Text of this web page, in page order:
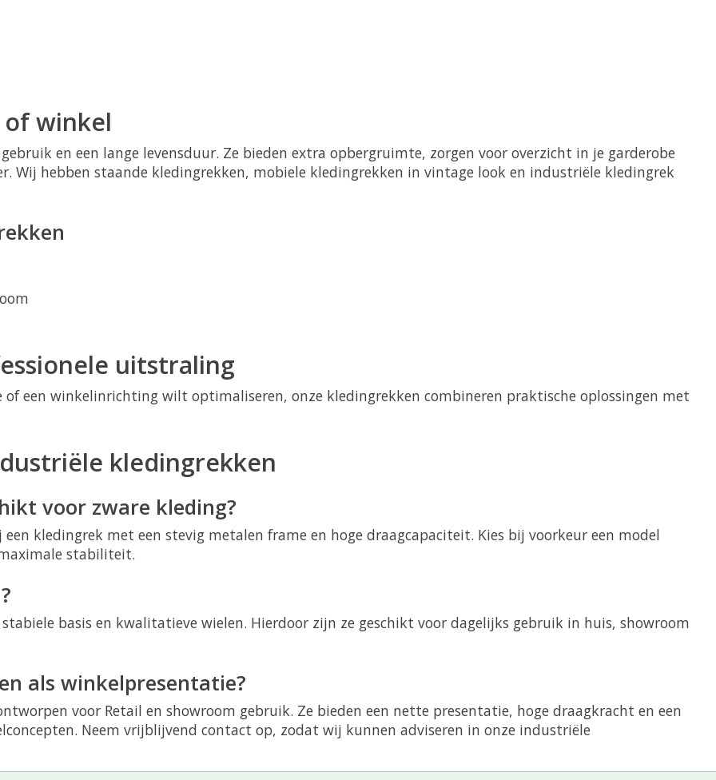
winkel
en een lange levensduur. Ze bieden extra opbergruimte, zorgen voor overzicht in je garderobe
Wij hebben staande kledingrekken, mobiele kledingrekken in vintage look en industriële kledingrek
uitstraling
een winkelinrichting wilt optimaliseren, onze kledingrekken combineren praktische oplossingen met
kledingrekken
voor zware kleding?
kledingrek met een stevig metalen frame en hoge draagcapaciteit. Kies bij voorkeur een model
stabiliteit.
basis en kwalitatieve wielen. Hierdoor zijn ze geschikt voor dagelijks gebruik in huis, showroom
als winkelpresentatie?
voor Retail en showroom gebruik. Ze bieden een nette presentatie, hoge draagkracht en een
Neem vrijblijvend contact op, zodat wij kunnen adviseren in onze industriële